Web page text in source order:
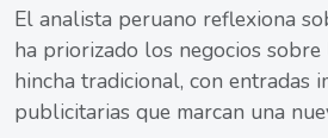
El analista peruano reflexiona
ha priorizado los negocios
hincha tradicional, con entradas
publicitarias que marcan una